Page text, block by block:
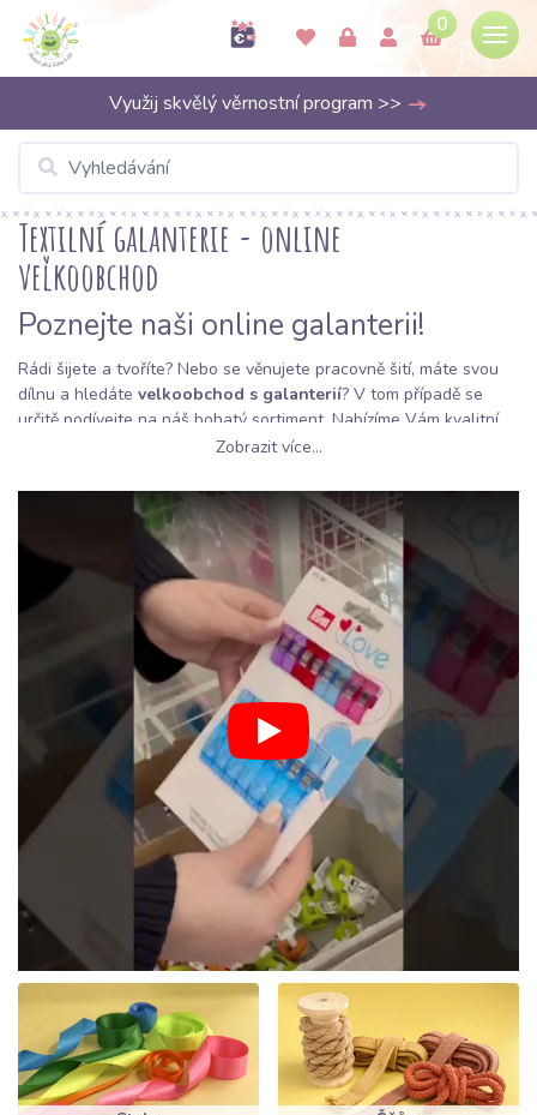
0
Využij skvělý věrnostní program >>
Textilní galanterie - online
veľkoobchod
Poznejte naši online galanterii!
Rádi šijete a tvoříte? Nebo se věnujete pracovně šití, máte svou
dílnu a hledáte velkoobchod s galanterií? V tom případě se
určitě podívejte na náš bohatý sortiment. Nabízíme Vám kvalitní
galanterii za výhodné ceny, která se perfektně hodí k látkám, se
Zobrazit více...